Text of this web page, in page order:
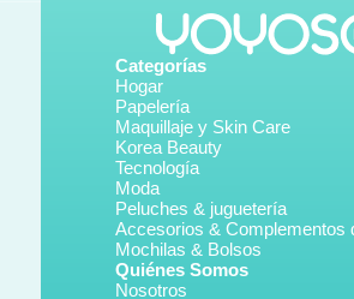
Categorías
Hogar
Papelería
Maquillaje y Skin Care
Korea Beauty
Tecnología
Moda
Peluches & juguetería
Accesorios & Complementos
Mochilas & Bolsos
Quiénes Somos
Nosotros